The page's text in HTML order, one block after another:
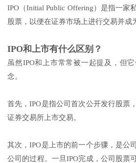
IPO（Initial Public Offering）是指一家
股票，以便在证券市场上进行交易并成
IPO和上市有什么区别？
虽然IPO和上市常常被一起提及，但
念。
首先，IPO是指公司首次公开发行股票
证券交易所上市交易。
其次，IPO是上市的前一个步骤，是公
公司的过程。一旦IPO完成，公司股票